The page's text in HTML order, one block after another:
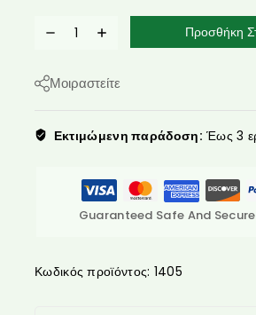
Προσθήκη
Μοιραστείτε
Εκτιμώμενη παράδοση: Έως 3
Guaranteed Safe And
Κωδικός προϊόντος: 1405